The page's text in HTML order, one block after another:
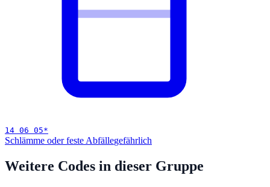
14 06 05*
Schlämme oder feste Abfällegefährlich
Weitere Codes in dieser Gruppe